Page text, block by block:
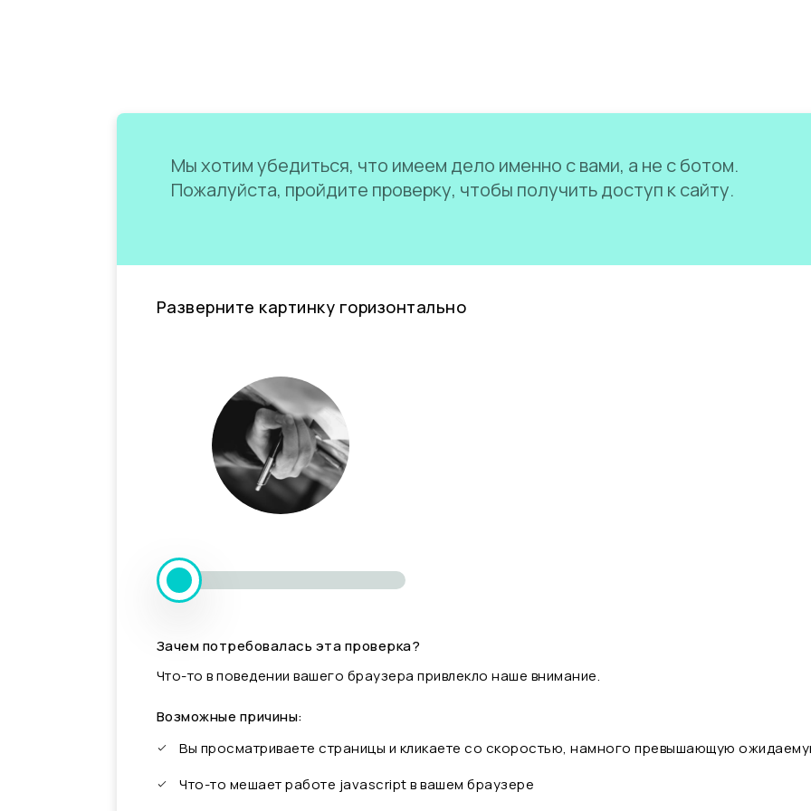
Мы хотим убедиться, что имеем дело именно с вами, а не с ботом.
Пожалуйста, пройдите проверку, чтобы получить доступ к сайту.
Разверните картинку горизонтально
Зачем потребовалась эта проверка?
Что-то в поведении вашего браузера привлекло наше внимание.
Возможные причины:
Вы просматриваете страницы и кликаете со скоростью, намного превышающую
Что-то мешает работе javascript в вашем браузере